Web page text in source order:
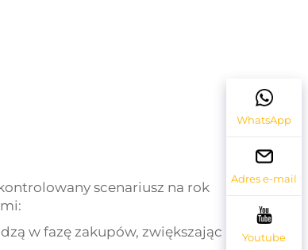
scenariusz na rok
w fazę zakupów, zwiększając
WhatsApp
Adres e-mail
Youtube